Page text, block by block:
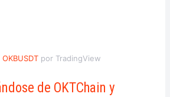
por TradingView
de OKTChain y